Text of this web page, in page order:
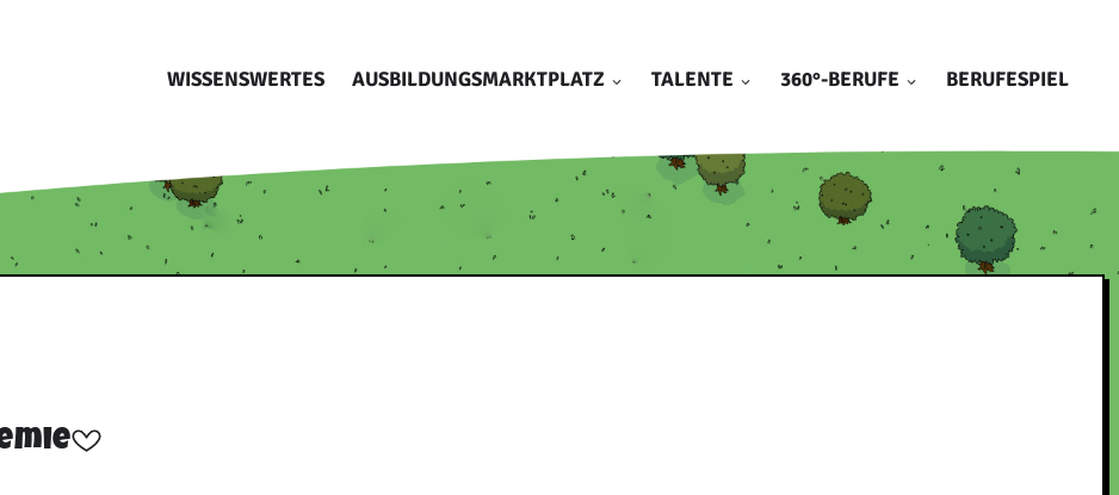
WISSENSWERTES AUSBILDUNGSMARKTPLATZ TALENTE 360°-BERUFE BERUFESPIEL